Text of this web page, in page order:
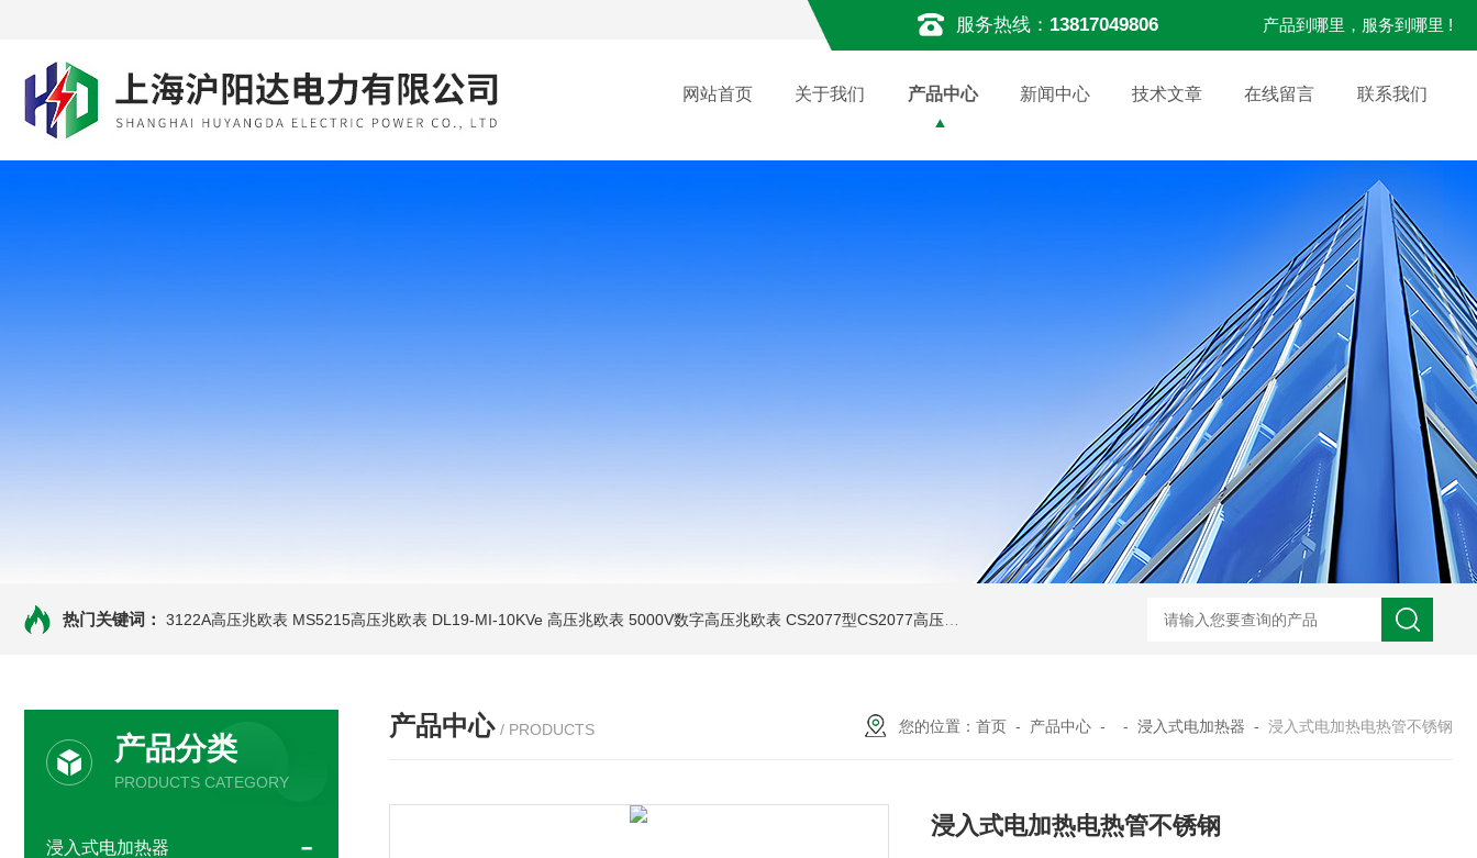
服务热线： 13817049806 产品到哪里，服务到哪里 !
网站首页 关于我们 产品中心 新闻中心 技术文章 在线留言 联系我们
热门关键词： 3122A高压兆欧表 MS5215高压兆欧表 DL19-MI-10KVe 高压兆欧表 5000V数字高压兆欧表 CS2077型CS2077高压兆欧表校验仪 GM-5KV-20KV型可调高压兆欧表GM-5KV-20KV nl3203型
产品分类
PRODUCTS CATEGORY
浸入式电加热器
产品中心 / PRODUCTS 您的位置： 首页 - 产品中心 - - 浸入式电加热器 - 浸入式电加热电热管不锈钢
浸入式电加热电热管不锈钢